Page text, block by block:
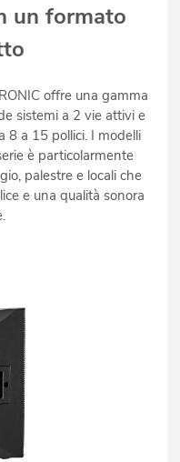
un formato
offre una gamma
sistemi a 2 vie attivi e
8 a 15 pollici. I modelli
è particolarmente
palestre e locali che
e una qualità sonora